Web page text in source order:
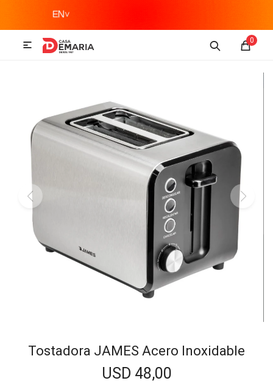
0

Tostadora JAMES Acero Inoxidable
USD 48,00
Imagen y Sonido Hogar
Televisores y accesorios
Audio
Accesorios